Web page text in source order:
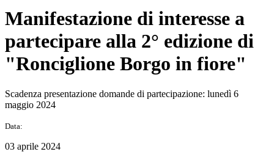
Manifestazione di interesse a
partecipare alla 2° edizione di
"Ronciglione Borgo in fiore"
Scadenza presentazione domande di partecipazione: lunedì 6
maggio 2024
Data:
03 aprile 2024